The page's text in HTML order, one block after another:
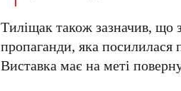
Тиліщак також зазначив, що
пропаганди, яка
Виставка має на меті